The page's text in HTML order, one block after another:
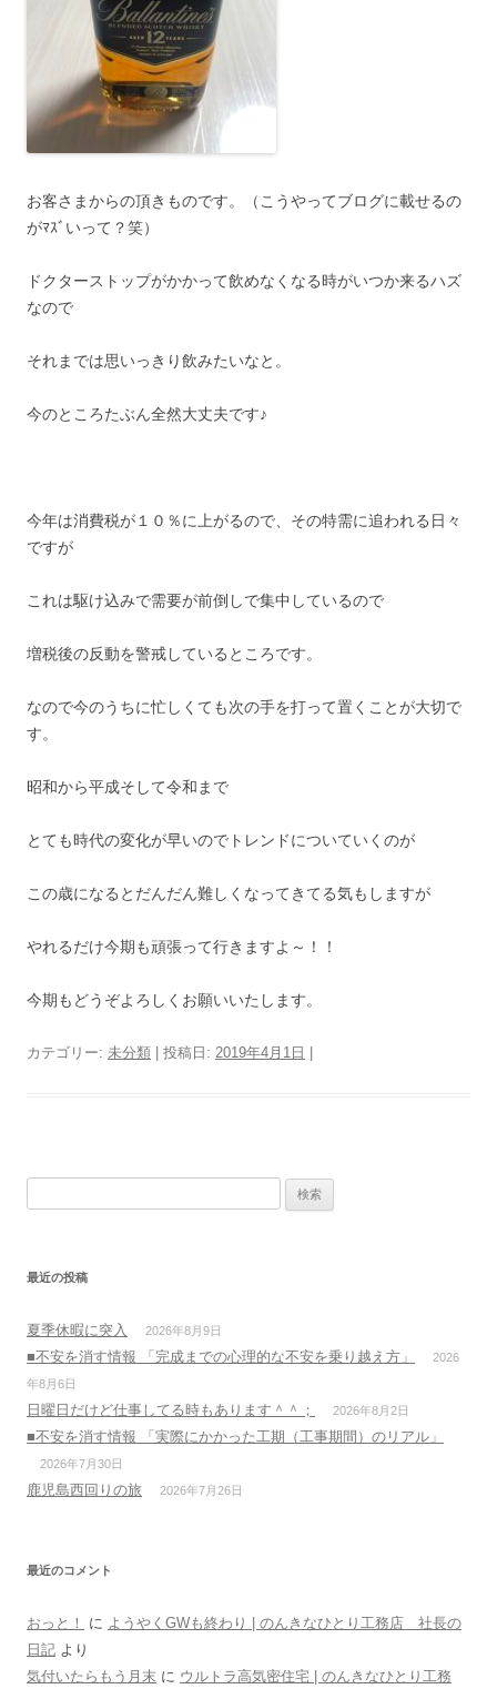
お客さまからの頂きものです。（こうやってブログに載せるの
がﾏｽﾞいって？笑）
ドクターストップがかかって飲めなくなる時がいつか来るハズ
なので
それまでは思いっきり飲みたいなと。
今のところたぶん全然大丈夫です♪
今年は消費税が１０％に上がるので、その特需に追われる日々
ですが
これは駆け込みで需要が前倒しで集中しているので
増税後の反動を警戒しているところです。
なので今のうちに忙しくても次の手を打って置くことが大切で
す。
昭和から平成そして令和まで
とても時代の変化が早いのでトレンドについていくのが
この歳になるとだんだん難しくなってきてる気もしますが
やれるだけ今期も頑張って行きますよ～！！
今期もどうぞよろしくお願いいたします。
カテゴリー: 未分類 | 投稿日: 2019年4月1日 |
索:
最近の投稿
夏季休暇に突入 2026年8月9日
■不安を消す情報 「完成までの心理的な不安を乗り越え方」
2026
年8月6日
日曜日だけど仕事してる時もあります＾＾； 2026年8月2日
■不安を消す情報 「実際にかかった工期（工事期間）のリアル」
2026年7月30日
鹿児島西回りの旅 2026年7月26日
最近のコメント
おっと！ に ようやくGWも終わり | のんきなひとり工務店 社長の
日記 より
気付いたらもう月末 に ウルトラ高気密住宅 | のんきなひとり工務